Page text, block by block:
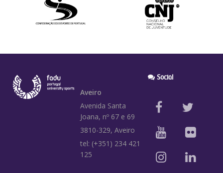
Aveiro
Avenida Santa
Joana, nº 67 e 69
3810-329, Aveiro
tel: (+351) 234 421
125
Social